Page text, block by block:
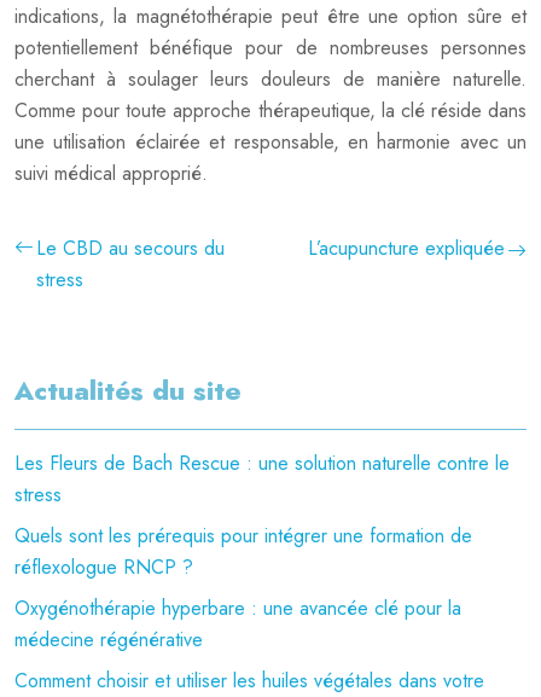
indications, la magnétothérapie peut être une option sûre et
potentiellement bénéfique pour de nombreuses personnes
cherchant à soulager leurs douleurs de manière naturelle.
Comme pour toute approche thérapeutique, la clé réside dans
une utilisation éclairée et responsable, en harmonie avec un
suivi médical approprié.
Le CBD au secours du
stress
L’acupuncture expliquée
Actualités du site
Les Fleurs de Bach Rescue : une solution naturelle contre le
stress
Quels sont les prérequis pour intégrer une formation de
réflexologue RNCP ?
Oxygénothérapie hyperbare : une avancée clé pour la
médecine régénérative
Comment choisir et utiliser les huiles végétales dans votre